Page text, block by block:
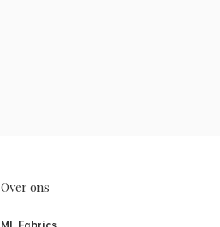
Over ons
ML Fabrics